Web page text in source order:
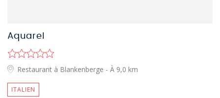
Aquarel
Restaurant à Blankenberge - À 9,0 km
ITALIEN